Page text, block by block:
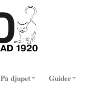
På djupet Guider